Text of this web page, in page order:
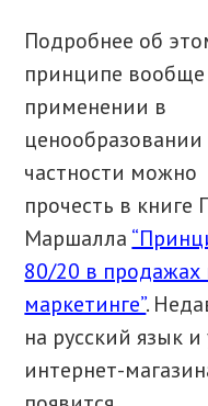
Подробнее об
принципе вообще
применении в
ценообразовании
частности можно
прочесть в книге
Маршалла
80/20 в продажах
маркетинге”.
на русский язык
интернет-